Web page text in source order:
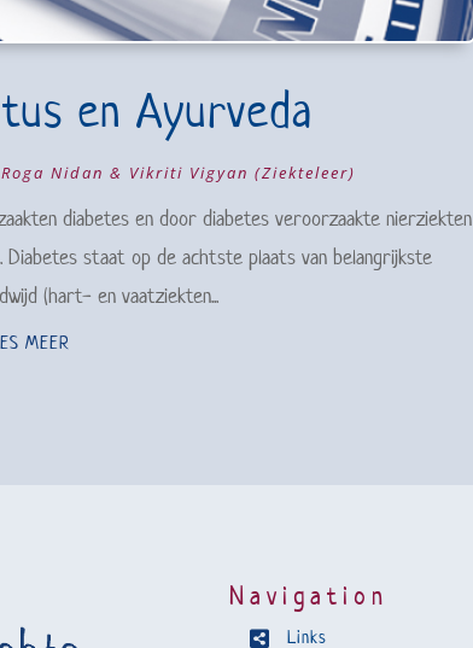
en Ayurveda
Roga Nidan & Vikriti Vigyan (Ziekteleer)
diabetes en door diabetes veroorzaakte nierziekten
staat op de achtste plaats van belangrijkste
(hart- en vaatziekten...
MEER
Navigation
 Links